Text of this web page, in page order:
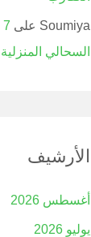
Soumiya على
السحالي المنزلية
الأرشيف
أغسطس 2026
يوليو 2026